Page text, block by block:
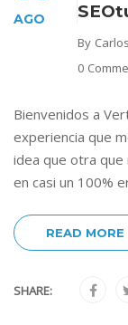
AGO
By
0
Bienvenidos a
experiencia que
idea que otra que
en casi un 100%
READ MORE
SHARE: